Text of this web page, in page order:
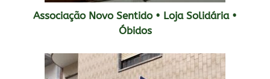
Associação Novo Sentido • Loja Solidária •
Óbidos